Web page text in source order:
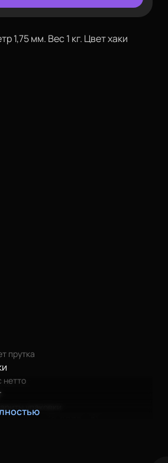
1,75 мм. Вес 1 кг. Цвет хаки
прутка
нетто
х 20 х 8 см (0,0032 м3)